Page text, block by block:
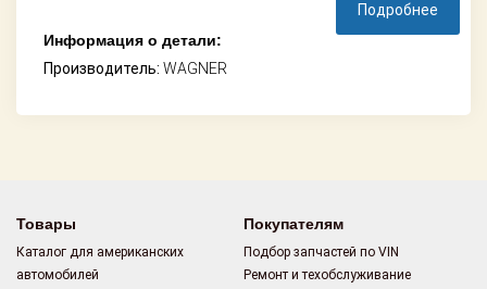
Информация о детали:
Производитель: WAGNER
Подробнее
Товары
Каталог для американских
автомобилей
Покупателям
Подбор запчастей по VIN
Ремонт и техобслуживание